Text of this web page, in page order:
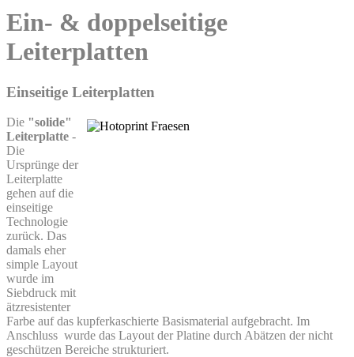
Ein- & doppelseitige
Leiterplatten
Einseitige Leiterplatten
Die "solide"
Leiterplatte -
Die
Ursprünge der
Leiterplatte
gehen auf die
einseitige
Technologie
zurück. Das
damals eher
simple Layout
wurde im
Siebdruck mit
ätzresistenter
Farbe auf das kupferkaschierte Basismaterial aufgebracht. Im
Anschluss wurde das Layout der Platine durch Abätzen der nicht
geschützen Bereiche strukturiert.